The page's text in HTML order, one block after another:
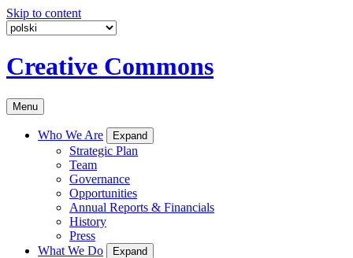
Skip to content
Creative Commons
Menu
Who We Are Expand
Strategic Plan
Team
Governance
Opportunities
Annual Reports & Financials
History
Press
What We Do
Expand